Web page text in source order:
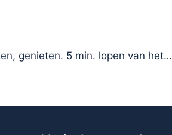
genieten. 5 min. lopen van het…